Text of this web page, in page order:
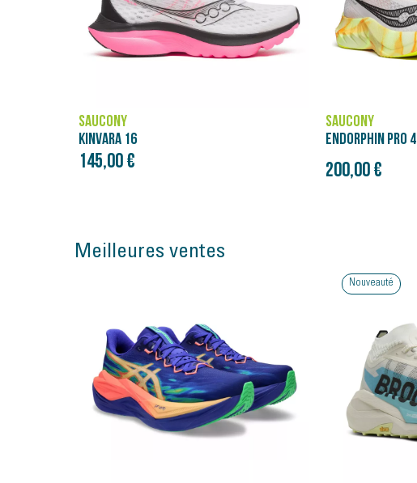
SAUCONY
ENDORPHIN PRO 4
200,00 €
SAUCONY
ENDORPHIN AZURA
160,00 €
Meilleures ventes